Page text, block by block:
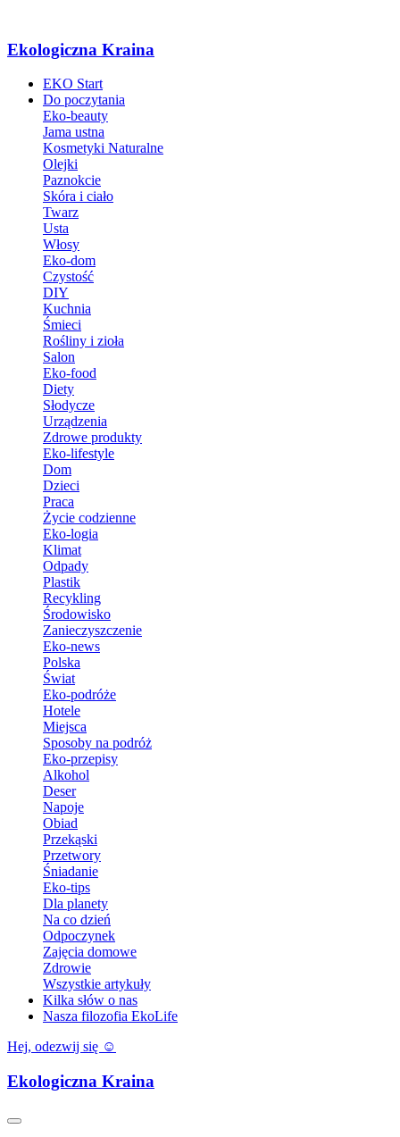
Ekologiczna Kraina
EKO Start
Do poczytania
Eko-beauty
Jama ustna
Kosmetyki Naturalne
Olejki
Paznokcie
Skóra i ciało
Twarz
Usta
Włosy
Eko-dom
Czystość
DIY
Kuchnia
Śmieci
Rośliny i zioła
Salon
Eko-food
Diety
Słodycze
Urządzenia
Zdrowe produkty
Eko-lifestyle
Dom
Dzieci
Praca
Życie codzienne
Eko-logia
Klimat
Odpady
Plastik
Recykling
Środowisko
Zanieczyszczenie
Eko-news
Polska
Świat
Eko-podróże
Hotele
Miejsca
Sposoby na podróż
Eko-przepisy
Alkohol
Deser
Napoje
Obiad
Przekąski
Przetwory
Śniadanie
Eko-tips
Dla planety
Na co dzień
Odpoczynek
Zajęcia domowe
Zdrowie
Wszystkie artykuły
Kilka słów o nas
Nasza filozofia EkoLife
Hej, odezwij się ☺️
Ekologiczna Kraina